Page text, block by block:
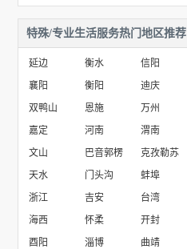
特殊/专业生活服务热门地区推荐
延边 衡水
信阳
襄阳
衡阳
迪庆
双鸭山
恩施
万州
嘉定
河南
渭南
文山
巴音郭楞
克孜勒苏
天水
门头沟
蚌埠
浙江
吉安
台湾
海西
怀柔
开封
酉阳
淄博
曲靖